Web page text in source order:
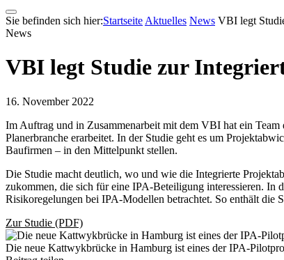
Sie befinden sich hier:Startseite Aktuelles News VBI legt
News
VBI legt Studie zur
16. November 2022
Im Auftrag und in Zusammenarbeit mit dem VBI hat ein
Planerbranche erarbeitet. In der Studie geht es um
Baufirmen – in den Mittelpunkt stellen.
Die Studie macht deutlich, wo und wie die Integrierte
zukommen, die sich für eine IPA-Beteiligung interessieren. In
Risikoregelungen bei IPA-Modellen betrachtet. So enthält die
Zur Studie (PDF)
Die neue Kattwykbrücke in Hamburg ist eines der IPA-